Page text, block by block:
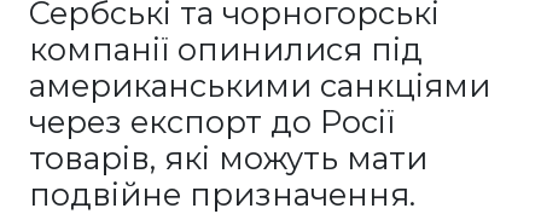
Сербські та чорногорські
компанії опинилися під
американськими санкціями
через експорт до Росії
товарів, які можуть мати
подвійне призначення.